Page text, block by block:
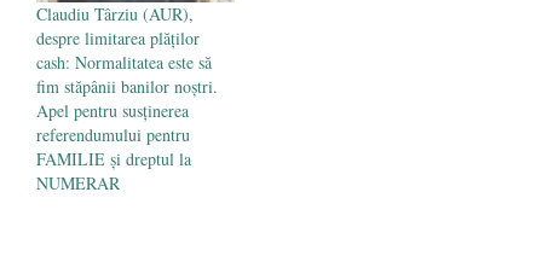
Claudiu Târziu (AUR),
despre limitarea plăților
cash: Normalitatea este să
fim stăpânii banilor noștri.
Apel pentru susținerea
referendumului pentru
FAMILIE și dreptul la
NUMERAR